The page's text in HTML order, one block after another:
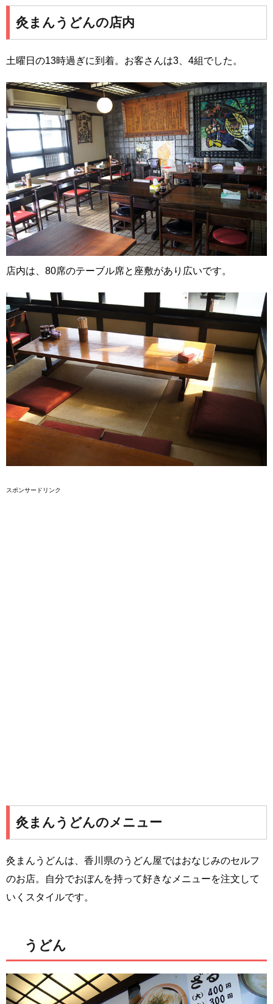
灸まんうどんの店内
土曜日の13時過ぎに到着。お客さんは3、4組でした。
店内は、80席のテーブル席と座敷があり広いです。
スポンサードリンク
灸まんうどんのメニュー
灸まんうどんは、香川県のうどん屋ではおなじみのセルフ
のお店。自分でおぼんを持って好きなメニューを注文して
いくスタイルです。
うどん